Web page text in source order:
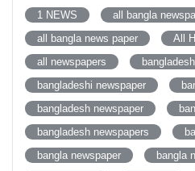
1 NEWS
all bangla
all bangla news paper
All
all newspapers
bangladeshi newspaper
bangladesh newspaper
bangladesh newspapers
bangla newspaper
bangla